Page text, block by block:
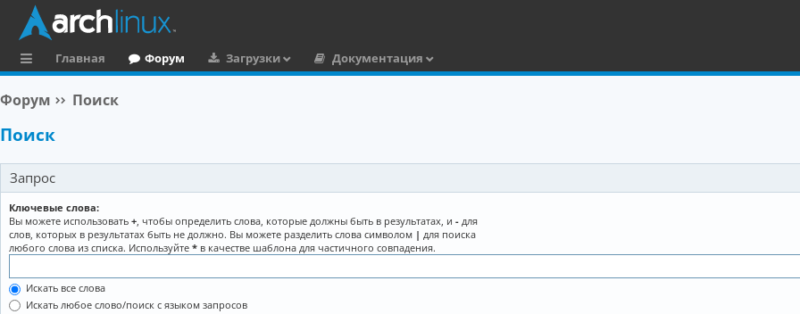
ы
л
к
и
Главная Форум Загрузки Документация
Форум Поиск
Поиск
Запрос
Ключевые слова:
Вы можете использовать +, чтобы определить слова, которые должны быть в результатах, и - для
слов, которых в результатах быть не должно. Вы можете разделить слова символом | для поиска
любого слова из списка. Используйте * в качестве шаблона для частичного совпадения.
Искать все слова
Искать любое слово/поиск с языком запросов